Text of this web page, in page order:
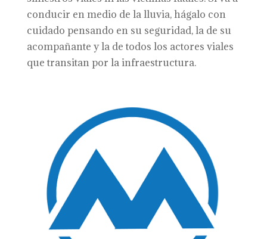
conducir en medio de la lluvia, hágalo con
cuidado pensando en su seguridad, la de su
acompañante y la de todos los actores viales
que transitan por la infraestructura.